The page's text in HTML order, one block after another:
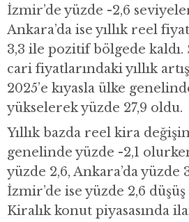
İzmir’de yüzde -2,6
Ankara’da ise yıllık reel
3,3 ile pozitif bölgede kaldı.
cari fiyatlarındaki yıllık
2025’e kıyasla ülke
yükselerek yüzde 27,9 oldu.
Yıllık bazda reel kira
genelinde yüzde -2,1
yüzde 2,6, Ankara’da yüzde
İzmir’de ise yüzde 2,6
Kiralık konut piyasasında